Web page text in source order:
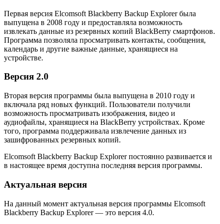
Первая версия Elcomsoft Blackberry Backup Explorer была
выпущена в 2008 году и предоставляла возможность
извлекать данные из резервных копий BlackBerry смартфонов.
Программа позволяла просматривать контакты, сообщения,
календарь и другие важные данные, хранящиеся на
устройстве.
Версия 2.0
Вторая версия программы была выпущена в 2010 году и
включала ряд новых функций. Пользователи получили
возможность просматривать изображения, видео и
аудиофайлы, хранящиеся на BlackBerry устройствах. Кроме
того, программа поддерживала извлечение данных из
зашифрованных резервных копий.
Elcomsoft Blackberry Backup Explorer постоянно развивается и
в настоящее время доступна последняя версия программы.
Актуальная версия
На данный момент актуальная версия программы Elcomsoft
Blackberry Backup Explorer — это версия 4.0.